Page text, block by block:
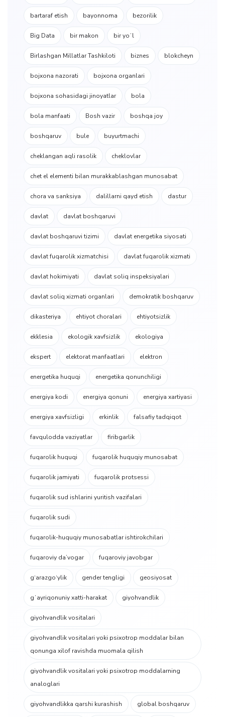
bartaraf etish bayonnoma bezorilik
Big Data bir makon bir yoʻl
Birlashgan Millatlar Tashkiloti biznes blokcheyn
bojxona nazorati bojxona organlari
bojxona sohasidagi jinoyatlar bola
bola manfaati Bosh vazir boshqa joy
boshqaruv bule buyurtmachi
cheklangan aqli rasolik cheklovlar
chet el elementi bilan murakkablashgan munosabat
chora va sanksiya dalillarni qayd etish dastur
davlat davlat boshqaruvi
davlat boshqaruvi tizimi davlat energetika siyosati
davlat fuqarolik xizmatchisi davlat fuqarolik xizmati
davlat hokimiyati davlat soliq inspeksiyalari
davlat soliq xizmati organlari demokratik boshqaruv
dikasteriya ehtiyot choralari ehtiyotsizlik
ekklesia ekologik xavfsizlik ekologiya
ekspert elektorat manfaatlari elektron
energetika huquqi energetika qonunchiligi
energiya kodi energiya qonuni energiya xartiyasi
energiya xavfsizligi erkinlik falsafiy tadqiqot
favqulodda vaziyatlar firibgarlik
fuqarolik huquqi fuqarolik huquqiy munosabat
fuqarolik jamiyati fuqarolik protsessi
fuqarolik sud ishlarini yuritish vazifalari
fuqarolik sudi
fuqarolik-huquqiy munosabatlar ishtirokchilari
fuqaroviy da’vogar fuqaroviy javobgar
g‘arazgo‘ylik gender tengligi geosiyosat
gʻayriqonuniy xatti-harakat giyohvandlik
giyohvandlik vositalari
giyohvandlik vositalari yoki psixotrop moddalar bilan
qonunga xilof ravishda muomala qilish
giyohvandlik vositalari yoki psixotrop moddalarning
analoglari
giyohvandlikka qarshi kurashish global boshqaruv